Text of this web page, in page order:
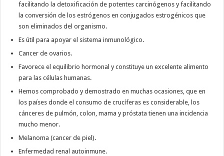
facilitando la detoxificación de potentes carcinógenos y facilitando
la conversión de los estrógenos en conjugados estrogénicos que
son eliminados del organismo.
Es útil para apoyar el sistema inmunológico.
Cancer de ovarios.
Favorece el equilibrio hormonal y constituye un excelente alimento
para las células humanas.
Hemos comprobado y demostrado en muchas ocasiones, que en
los países donde el consumo de crucíferas es considerable, los
cánceres de pulmón, colon, mama y próstata tienen una incidencia
mucho menor.
Melanoma (cancer de piel).
Enfermedad renal autoinmune.